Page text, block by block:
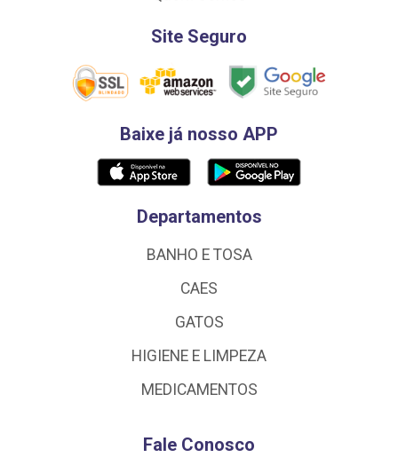
Site Seguro
Baixe já nosso APP
Departamentos
BANHO E TOSA
CAES
GATOS
HIGIENE E LIMPEZA
MEDICAMENTOS
Fale Conosco